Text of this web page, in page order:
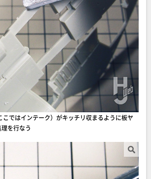
ではインテーク）がキッチリ収まるように板ヤ
を行なう